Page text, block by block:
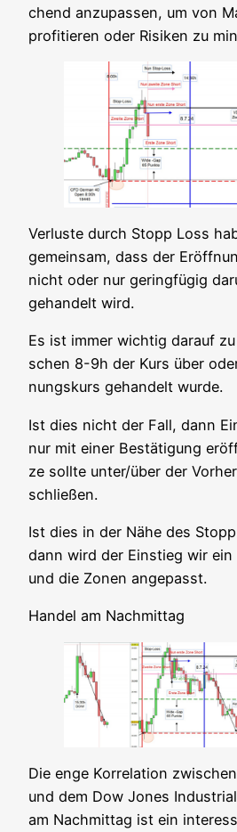
chend anzu­pas­sen, um von
pro­fi­tie­ren oder Risi­ken zu
Ver­lus­te durch Stopp Loss
gemein­sam, dass der
nicht oder nur gering­fü­gig
gehan­delt wird.
Es ist immer wich­tig dar­auf
schen 8-9h der Kurs über
nungs­kurs gehan­delt wurde.
Ist dies nicht der Fall, dann
nur mit einer Bestä­ti­gung
ze soll­te unter/über der
schließen.
Ist dies in der Nähe des
dann wird der Ein­stieg wir ein
und die Zonen angepasst.
Han­del am Nachmittag
Die enge Kor­re­la­ti­on
und dem Dow Jones
am Nach­mit­tag ist ein